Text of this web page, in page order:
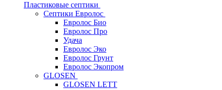
Пластиковые септики
Септики Евролос
Евролос Био
Евролос Про
Удача
Евролос Эко
Евролос Грунт
Евролос Экопром
GLOSEN
GLOSEN LETT